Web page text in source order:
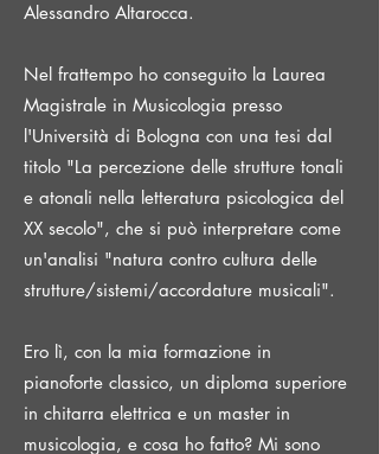
Alessandro Altarocca.
Nel frattempo ho conseguito la Laurea
Magistrale in Musicologia presso
l'Università di Bologna con una tesi dal
titolo "La percezione delle strutture tonali
e atonali nella letteratura psicologica del
XX secolo", che si può interpretare come
un'analisi "natura contro cultura delle
strutture/sistemi/accordature musicali".
Ero lì, con la mia formazione in
pianoforte classico, un diploma superiore
in chitarra elettrica e un master in
musicologia, e cosa ho fatto? Mi sono